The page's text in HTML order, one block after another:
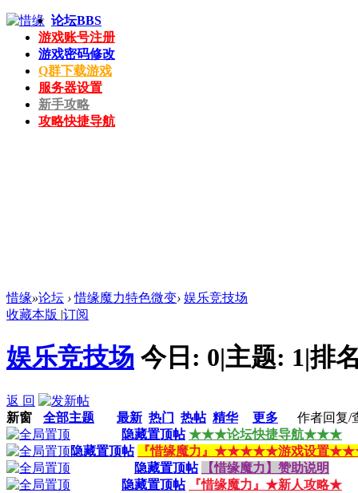
论坛BBS
游戏账号注册
游戏密码修改
Q群下载游戏
服务器设置
新手攻略
攻略快捷导航
惜缘»论坛 › 惜缘魔力特色微变› 娱乐竞技场
收藏本版 |订阅
娱乐竞技场 今日: 0|主题: 1|排
返 回
新窗
全部主题 最新 热门 热帖 精华 更多 作者回复/
隐藏置顶帖 ★★★论坛快捷导航★★★
隐藏置顶帖
『惜缘魔力』★★★★★游戏设置
隐藏置顶帖
【惜缘魔力】赞助说明
隐藏置顶帖
『惜缘魔力』★新人攻略★